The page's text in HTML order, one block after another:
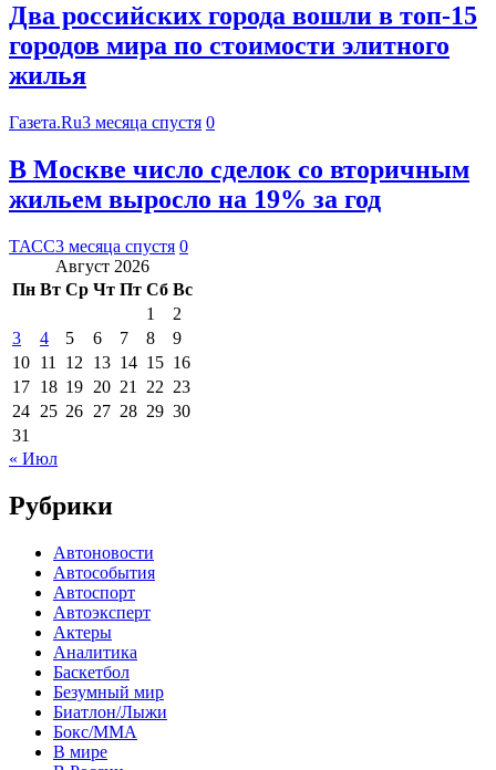
Два российских города вошли в топ-15
городов мира по стоимости элитного
жилья
Газета.Ru3 месяца спустя 0
В Москве число сделок со вторичным
жильем выросло на 19% за год
ТАСС3 месяца спустя 0
Август 2026
Пн Вт Ср Чт Пт Сб Вс
1
2
3
4 5 6 7 8
9
10 11 12 13 14 15 16
17 18 19 20 21 22 23
24 25 26 27 28 29 30
31
« Июл
Рубрики
Автоновости
Автособытия
Автоспорт
Автоэксперт
Актеры
Аналитика
Баскетбол
Безумный мир
Биатлон/Лыжи
Бокс/MMA
В мире